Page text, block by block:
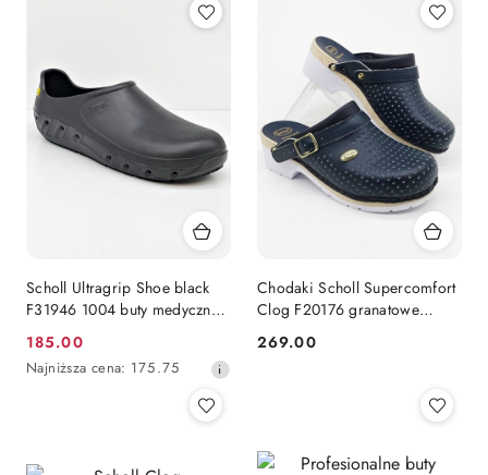
Scholl Ultragrip Shoe black
F31946 1004 buty medyczne
Cena
promocyjna:
185.00
Najniższa
przed
Najniższa cena: 175.75
Chodaki Scholl Supercomfort
Clog F20176 granatowe
tęgość H
Cena:
269.00